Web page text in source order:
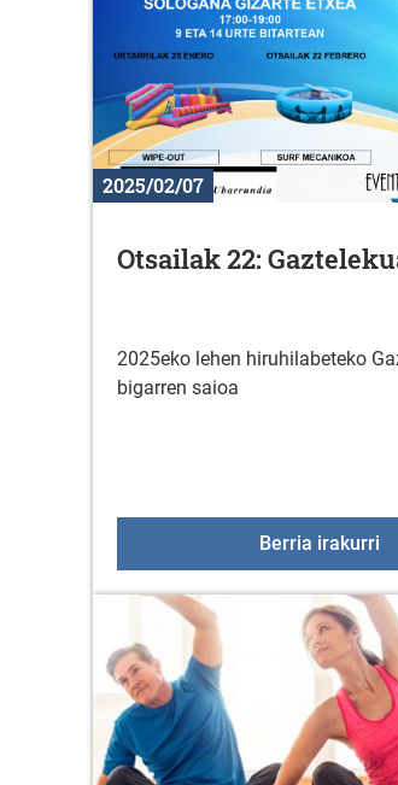
2025/02/07
Otsailak 22:
2025eko lehen hiruhilabeteko
bigarren saioa
Berria irakurri